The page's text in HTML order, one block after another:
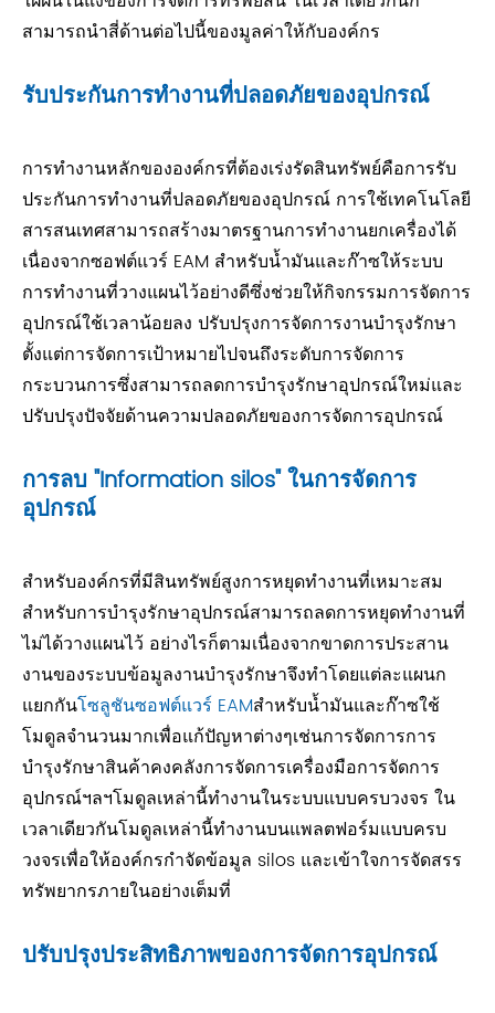
สามารถนำสี่ด้านต่อไปนี้ของมูลค่าให้กับองค์กร
รับประกันการทำงานที่ปลอดภัยของอุปกรณ์
การทำงานหลักขององค์กรที่ต้องเร่งรัดสินทรัพย์คือการรับ
ประกันการทำงานที่ปลอดภัยของอุปกรณ์ การใช้เทคโนโลยี
สารสนเทศสามารถสร้างมาตรฐานการทำงานยกเครื่องได้
เนื่องจากซอฟต์แวร์ EAM สำหรับน้ำมันและก๊าซให้ระบบ
การทำงานที่วางแผนไว้อย่างดีซึ่งช่วยให้กิจกรรมการจัดการ
อุปกรณ์ใช้เวลาน้อยลง ปรับปรุงการจัดการงานบำรุงรักษา
ตั้งแต่การจัดการเป้าหมายไปจนถึงระดับการจัดการ
กระบวนการซึ่งสามารถลดการบำรุงรักษาอุปกรณ์ใหม่และ
ปรับปรุงปัจจัยด้านความปลอดภัยของการจัดการอุปกรณ์
การลบ "Information silos" ในการจัดการ
อุปกรณ์
สำหรับองค์กรที่มีสินทรัพย์สูงการหยุดทำงานที่เหมาะสม
สำหรับการบำรุงรักษาอุปกรณ์สามารถลดการหยุดทำงานที่
ไม่ได้วางแผนไว้ อย่างไรก็ตามเนื่องจากขาดการประสาน
งานของระบบข้อมูลงานบำรุงรักษาจึงทำโดยแต่ละแผนก
แยกกันโซลูชันซอฟต์แวร์ EAMสำหรับน้ำมันและก๊าซใช้
โมดูลจำนวนมากเพื่อแก้ปัญหาต่างๆเช่นการจัดการการ
บำรุงรักษาสินค้าคงคลังการจัดการเครื่องมือการจัดการ
อุปกรณ์ฯลฯโมดูลเหล่านี้ทำงานในระบบแบบครบวงจร ใน
เวลาเดียวกันโมดูลเหล่านี้ทำงานบนแพลตฟอร์มแบบครบ
วงจรเพื่อให้องค์กรกำจัดข้อมูล silos และเข้าใจการจัดสรร
ทรัพยากรภายในอย่างเต็มที่
ปรับปรุงประสิทธิภาพของการจัดการอุปกรณ์